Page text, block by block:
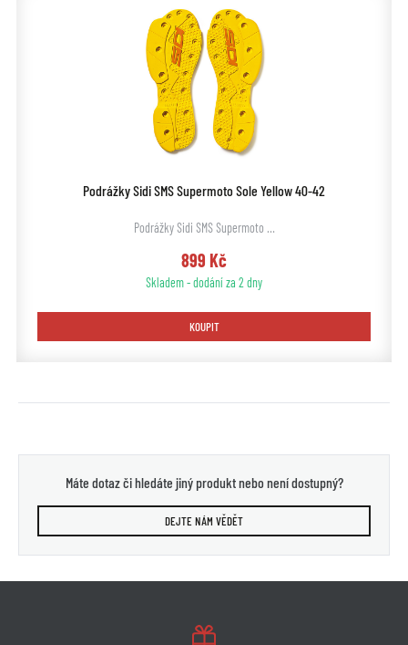
Podrážky Sidi SMS Supermoto Sole Yellow 40-42
Podrážky Sidi SMS Supermoto …
899 Kč
Skladem - dodání za 2 dny
KOUPIT
Máte dotaz či hledáte jiný produkt nebo není dostupný?
DEJTE NÁM VĚDĚT